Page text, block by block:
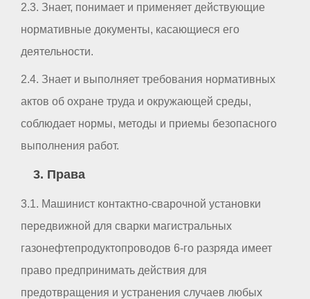
2.3. Знает, понимает и применяет действующие
нормативные документы, касающиеся его
деятельности.
2.4. Знает и выполняет требования нормативных
актов об охране труда и окружающей среды,
соблюдает нормы, методы и приемы безопасного
выполнения работ.
3. Права
3.1. Машинист контактно-сварочной установки
передвижной для сварки магистральных
газонефтепродуктопроводов 6-го разряда имеет
право предпринимать действия для
предотвращения и устранения случаев любых